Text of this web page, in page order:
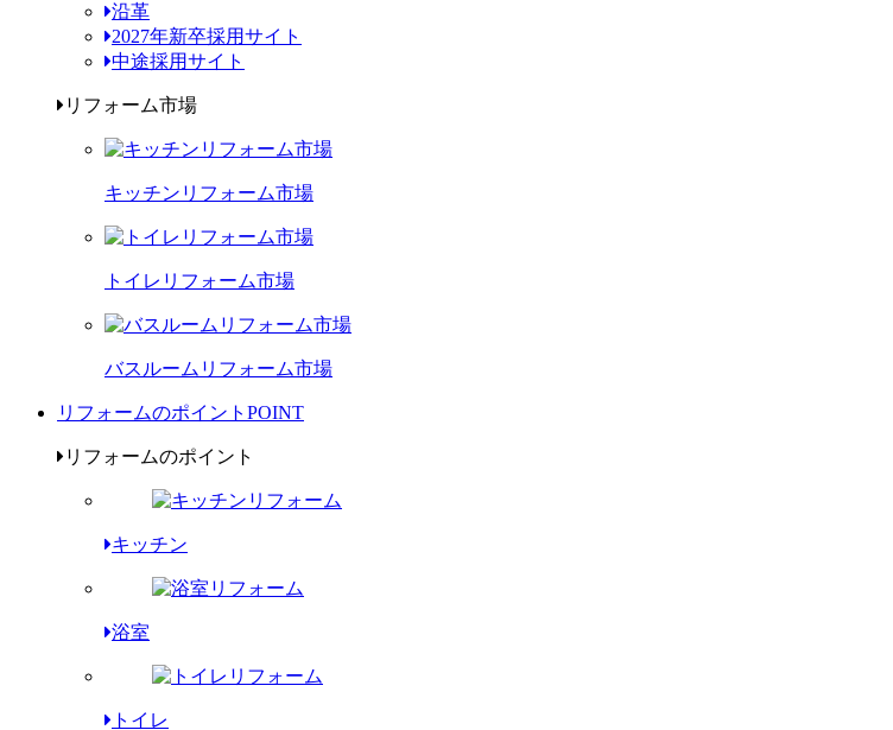
沿革
2027年新卒採用サイト
中途採用サイト
リフォーム市場
キッチンリフォーム市場
トイレリフォーム市場
バスルームリフォーム市場
リフォームのポイント POINT
リフォームのポイント
キッチン
浴室
トイレ